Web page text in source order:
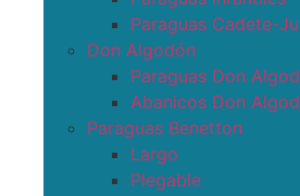
Paraguas Cadete-
Don Algodón
Paraguas Don
Abanicos Don
Paraguas Benetton
Largo
Plegable